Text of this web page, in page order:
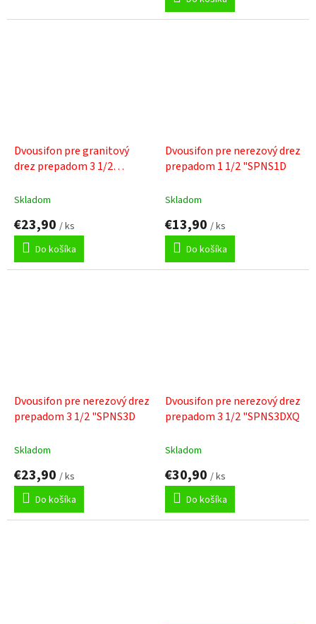
5
Dvousifon pre granitový
drez prepadom 3 1/2
Skladom
€23,90 / ks
Do košíka
Dvousifon pre nerezový drez
prepadom 1 1/2 "SPNS1D
Skladom
€13,90 / ks
Do košíka
Dvousifon pre nerezový drez
prepadom 3 1/2 "SPNS3D
Skladom
€23,90 / ks
Do košíka
Dvousifon pre nerezový drez
prepadom 3 1/2 "SPNS3DXQ
Skladom
€30,90 / ks
Do košíka